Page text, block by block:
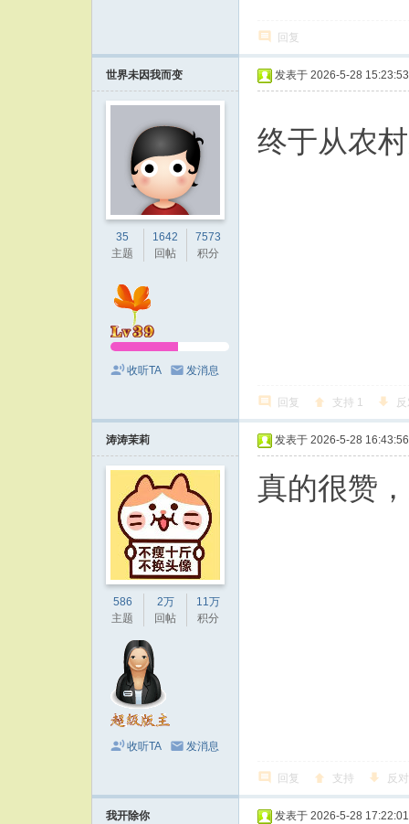
回复
世界未因我而变
35
主题
1642
回帖
7573
积分
收听TA 发消息
发表于 2026-5-28 15:23:53
终于从农
回复 支持 1
涛涛茉莉
586
主题
2万
回帖
11万
积分
收听TA 发消息
发表于 2026-5-28 16:43:56
真的很赞
回复 支持 反对
我开除你 发表于 2026-5-28 17:22:01